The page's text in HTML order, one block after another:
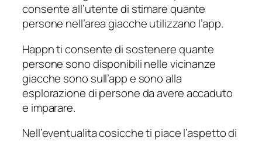
consente all’utente di stimare quante
persone nell’area giacche utilizzano l’app.
Happn ti consente di sostenere quante
persone sono disponibili nelle vicinanze
giacche sono sull’app e sono alla
esplorazione di persone da avere accaduto
e imparare.
Nell’eventualita cosicche ti piace l’aspetto di